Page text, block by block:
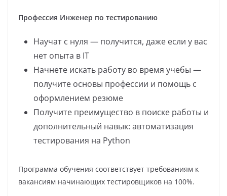
Профессия Инженер по тестированию
Научат с нуля — получится, даже если у вас
нет опыта в IT
Начнете искать работу во время учебы —
получите основы профессии и помощь с
оформлением резюме
Получите преимущество в поиске работы и
дополнительный навык: автоматизация
тестирования на Python
Программа обучения соответствует требованиям к
вакансиям начинающих тестировщиков на 100%.